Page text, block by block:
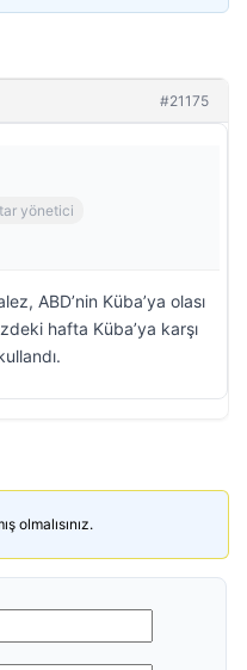
#21175
yönetici
ABD’nin Küba’ya olası
hafta Küba’ya karşı
olmalısınız.